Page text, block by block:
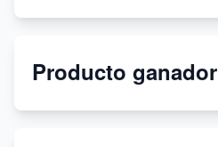
Producto ganador